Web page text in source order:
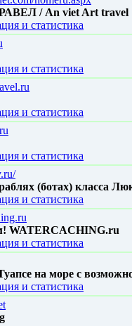
/ An viet Art travel
и статистика
и статистика
и статистика
и статистика
(ботах) класса
и статистика
WATERCACHING.ru
и статистика
на море с
и статистика